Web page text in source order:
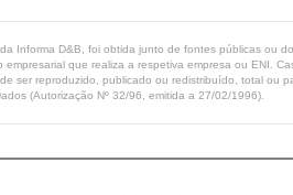
Informa D&B, foi obtida junto de fontes públicas ou
que realiza a respetiva empresa ou ENI.
ser reproduzido, publicado ou redistribuído, total ou
(Autorização Nº 32/96, emitida a 27/02/1996).